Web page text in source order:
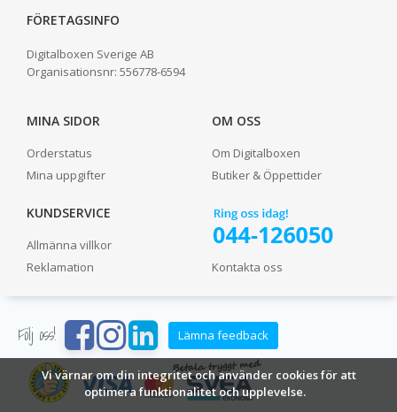
Vi värnar om din integritet och använder cookies för att
optimera funktionalitet och upplevelse.
FÖRETAGSINFO
Digitalboxen Sverige AB
Organisationsnr: 556778-6594
MINA SIDOR
Orderstatus
Mina uppgifter
OM OSS
Om Digitalboxen
Butiker & Öppettider
KUNDSERVICE
Allmänna villkor
Reklamation
Kontakta oss
Följ oss! Lämna feedback